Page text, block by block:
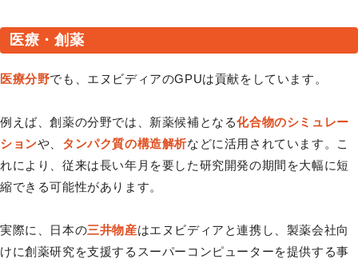
医療・創薬
医療分野でも、エヌビディアのGPUは貢献をしています。
例えば、創薬の分野では、新薬候補となる化合物のシミュレー
ションや、 タンパク質の構造解析などに活用されています。こ
れにより、従来は長い年月を要した研究開発の期間を大幅に短
縮できる可能性があります。
実際に、日本の三井物産はエヌビディアと連携し、製薬会社向
けに創薬研究を支援するスーパーコンピューターを提供する事